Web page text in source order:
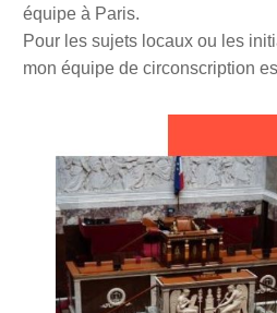
équipe à Paris.
Pour les sujets locaux ou les
mon équipe de circonscription